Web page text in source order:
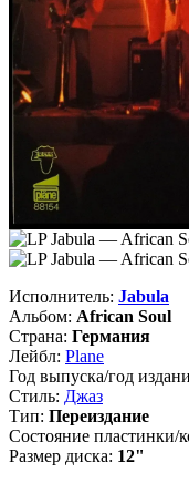
Исполнитель: Jabula
Альбом: African Soul
Страна: Германия
Лейбл: Plane
Год выпуска/год
Стиль: Джаз
Тип: Переиздание
Состояние пластинки/
Размер диска: 12"